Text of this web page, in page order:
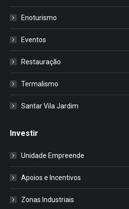
Enoturismo
Eventos
Restauração
Termalismo
Santar Vila Jardim
Investir
Unidade Empreende
Apoios e Incentivos
Zonas Industriais